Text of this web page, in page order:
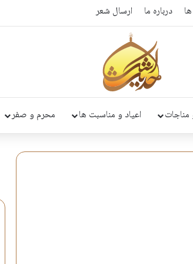
درباره ما ارسال شعر
اعیاد و مناسبت ها محرم و صفر